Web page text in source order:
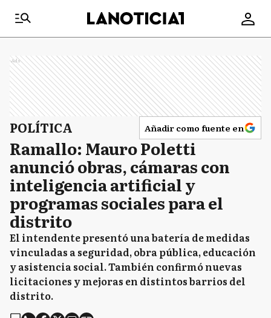
Ads
POLÍTICA Añadir como fuente en
Ramallo: Mauro Poletti
anunció obras, cámaras con
inteligencia artificial y
programas sociales para el
distrito
El intendente presentó una batería de medidas
vinculadas a seguridad, obra pública, educación
y asistencia social. También confirmó nuevas
licitaciones y mejoras en distintos barrios del
distrito.